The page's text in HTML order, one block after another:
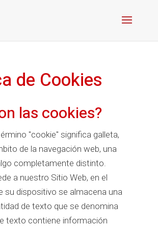
de Cookies
las cookies?
"cookie" significa galleta,
de la navegación web, una
completamente distinto.
a nuestro Sitio Web, en el
su dispositivo se almacena una
de texto que se denomina
texto contiene información